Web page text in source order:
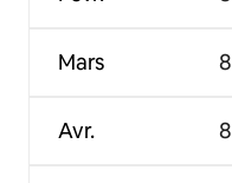
Mars
Avr.